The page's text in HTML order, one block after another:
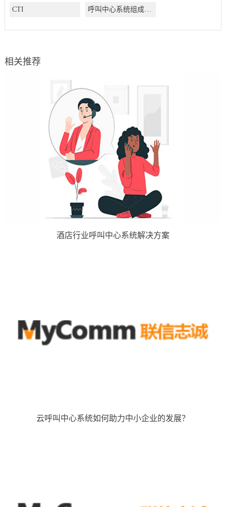
CTI 呼叫中心系统组成结构有哪些
相关推荐
酒店行业呼叫中心系统解决方案
云呼叫中心系统如何助力中小企业的发展？